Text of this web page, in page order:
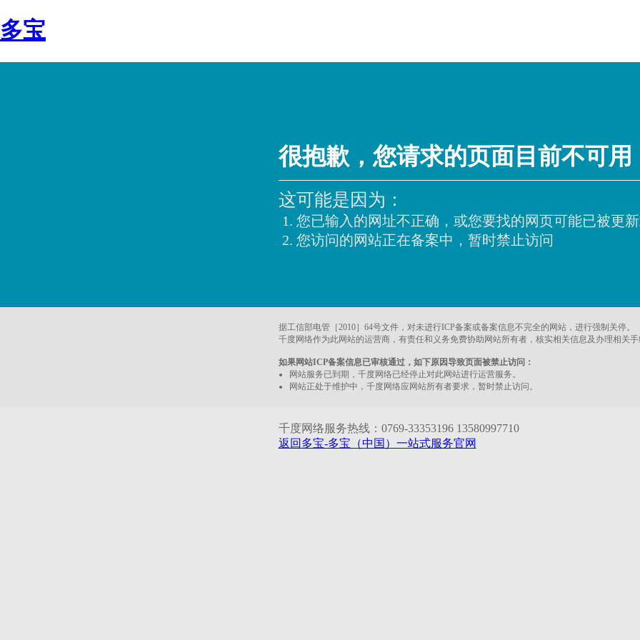
多宝
很抱歉，您请求的页面目前不可用
这可能是因为：
您已输入的网址不正确，或您要找的网页可能已被更
您访问的网站正在备案中，暂时禁止访问
据工信部电管［2010］64号文件，对未进行ICP备案或备案信息不完全的网站，进行强制关停。
千度网络作为此网站的运营商，有责任和义务免费协助网站所有者，核实相关信息及办理相关手
如果网站ICP备案信息已审核通过，如下原因导致页面被禁止访问：
网站服务已到期，千度网络已经停止对此网站进行运营服务。
网站正处于维护中，千度网络应网站所有者要求，暂时禁止访问。
千度网络服务热线：0769-33353196 13580997710
返回多宝-多宝（中国）一站式服务官网